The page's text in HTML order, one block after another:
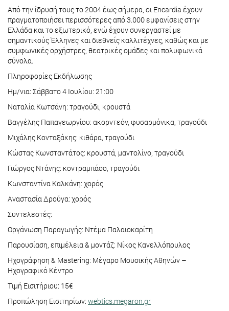
Από την ίδρυσή τους το 2004 έως σήμερα, οι Encardia έχουν
πραγματοποιήσει περισσότερες από 3.000 εμφανίσεις στην
Ελλάδα και το εξωτερικό, ενώ έχουν συνεργαστεί με
σημαντικούς Έλληνες και διεθνείς καλλιτέχνες, καθώς και με
συμφωνικές ορχήστρες, θεατρικές ομάδες και πολυφωνικά
σύνολα.
Πληροφορίες Εκδήλωσης
Ημ/νια: Σάββατο 4 Ιουλίου: 21:00
Ναταλία Κωτσάνη: τραγούδι, κρουστά
Bαγγέλης Παπαγεωργίου: ακορντεόν, φυσαρμόνικα, τραγούδι
Μιχάλης Κονταξάκης: κιθάρα, τραγούδι
Κώστας Κωνσταντάτος: κρουστά, μαντολίνο, τραγούδι
Γιώργος Ντάνης: κοντραμπάσο, τραγούδι
Κωνσταντίνα Καλκάνη: χορός
Αναστασία Δρούγα: χορός
Συντελεστές:
Οργάνωση Παραγωγής: Ντέμα Παλαιοκαρίτη
Παρουσίαση, επιμέλεια & μοντάζ: Νίκος Κανελλόπουλος
Ηχογράφηση & Mastering: Μέγαρο Μουσικής Αθηνών –
Ηχογραφικό Κέντρο
Tιμή Εισιτήριου: 15€
Προπώληση Εισιτηρίων: webtics.megaron.gr